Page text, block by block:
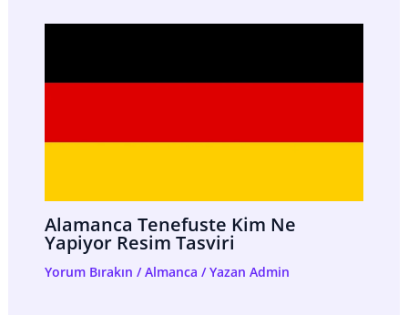
Alamanca Tenefuste Kim Ne
Yapiyor Resim Tasviri
Yorum Bırakın /Almanca / Yazan Admin